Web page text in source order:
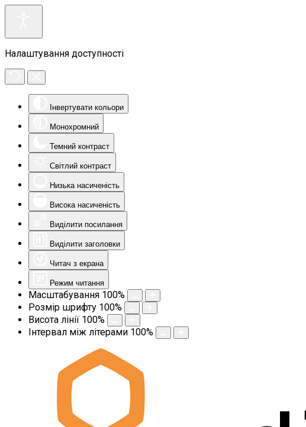
Налаштування доступності
Інвертувати кольори
Монохромний
Темний контраст
Світлий контраст
Низька насиченість
Висока насиченість
Виділити посилання
Виділити заголовки
Читач з екрана
Режим читання
Масштабування 100%
Розмір шрифту 100%
Висота лінії 100%
Інтервал між літерами 100%